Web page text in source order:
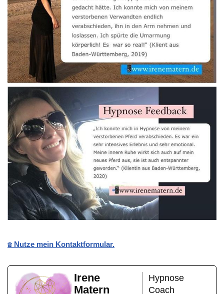
☎️ Nutze mein Kontaktformular.
Irene
Matern
Hypnose
Coach